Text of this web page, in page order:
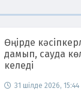
Өңірде
дамып, сауда
келеді
31 шілде 2026, 15:44